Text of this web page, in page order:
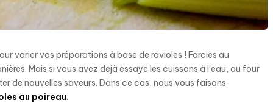
varier vos préparations à base de ravioles ! Farcies au
Mais si vous avez déjà essayé les cuissons à l’eau, au four
de nouvelles saveurs. Dans ce cas, nous vous faisons
au poireau.